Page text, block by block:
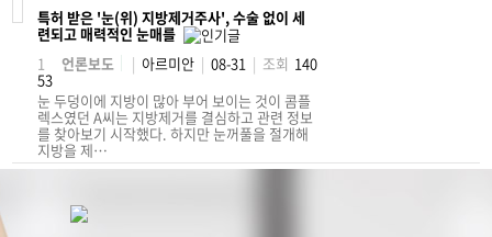
특허 받은 '눈(위) 지방제거주사', 수술 없이 세
련되고 매력적인 눈매를
1
언론보도 | 아르미안 | 08-31 | 조회 140
53
눈 두덩이에 지방이 많아 부어 보이는 것이 콤플
렉스였던 A씨는 지방제거를 결심하고 관련 정보
를 찾아보기 시작했다. 하지만 눈꺼풀을 절개해
지방을 제…